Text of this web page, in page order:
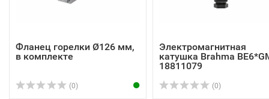
Фланец горелки Ø126 мм,
в комплекте
(0)
Электромагнитная
катушка Brahma
18811079
(0)